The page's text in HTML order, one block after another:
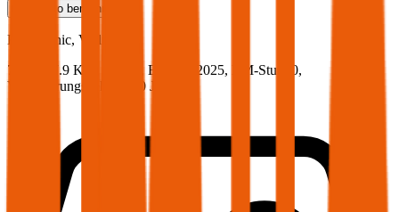
Teilkasko berechnen
KIA
Stonic, Vollkasko
79 PS/57.9 KW, benzin, Baujahr 2025, BM-Stufe 0,
Versicherungsnehmer 30 Jahre